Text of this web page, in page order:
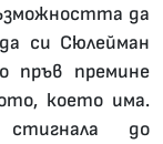
да
си Сюлейман
пръв премине
което има.
до